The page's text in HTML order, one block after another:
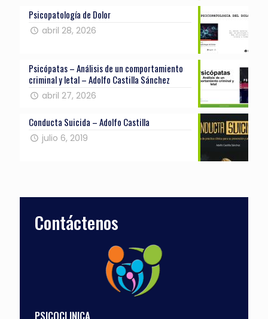
Psicopatología de Dolor
abril 28, 2026
Psicópatas – Análisis de un comportamiento
criminal y letal – Adolfo Castilla Sánchez
abril 27, 2026
Conducta Suicida – Adolfo Castilla
julio 6, 2019
Contáctenos
PSICOCLINICA